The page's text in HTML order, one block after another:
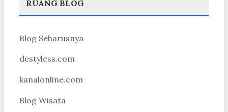
RUANG BLOG
Blog Seharusnya
destyless.com
kanalonline.com
Blog Wisata